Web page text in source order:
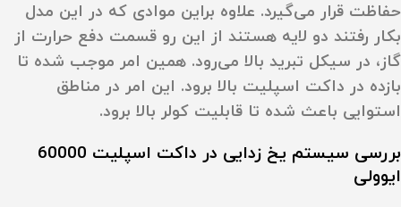
حفاظت قرار می‌گیرد. علاوه براین موادی که در این مدل
بکار رفتند دو لایه هستند از این رو قسمت دفع حرارت از
گاز، در سیکل تبرید بالا می‌رود. همین امر موجب شده تا
بازده در داکت اسپلیت بالا برود. این امر در مناطق
استوایی باعث شده تا قابلیت کولر بالا برود.
بررسی سیستم یخ زدایی در داکت اسپلیت 60000
ایوولی